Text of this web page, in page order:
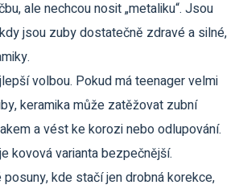
ale nechcou nosit „metaliku“. Jsou
jsou zuby dostatečně zdravé a silné,
volbou. Pokud má teenager velmi
keramika může zatěžovat zubní
a vést ke korozi nebo odlupování.
kovová varianta bezpečnější.
kde stačí jen drobná korekce,